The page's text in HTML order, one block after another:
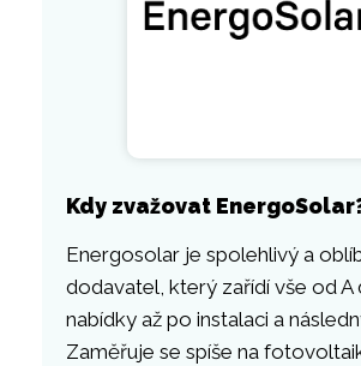
Kdy zvažovat
Energosolar je spolehlivý a
dodavatel, který zařídí vše od A
nabídky až po instalaci a
Zaměřuje se spíše na